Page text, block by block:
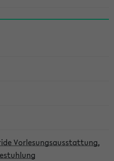
Vorlesungsausstattung,